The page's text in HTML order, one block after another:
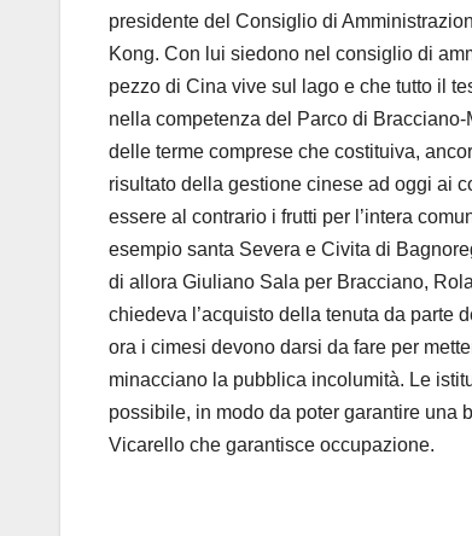
presidente del Consiglio di
Kong. Con lui siedono nel consiglio di
pezzo di Cina vive sul lago e che tutto il
nella competenza del Parco di
delle terme comprese che costituiva,
risultato della gestione cinese ad oggi ai
essere al contrario i frutti per l’intera
esempio santa Severa e Civita di
di allora Giuliano Sala per Bracciano,
chiedeva l’acquisto della tenuta da parte
ora i cimesi devono darsi da fare per
minacciano la pubblica incolumità. Le
possibile, in modo da poter garantire una
Vicarello che garantisce occupazione.